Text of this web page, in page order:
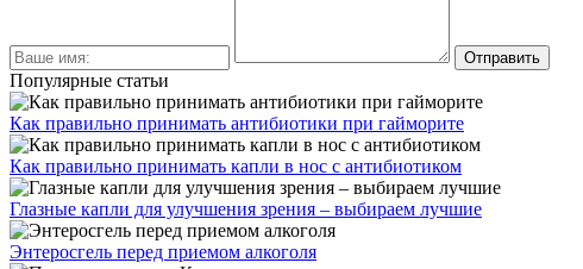
Популярные статьи
Как правильно принимать антибиотики при гайморите
Как правильно принимать капли в нос с антибиотиком
Глазные капли для улучшения зрения – выбираем лучшие
Энтеросгель перед приемом алкоголя